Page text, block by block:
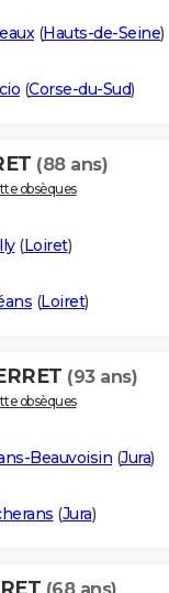
(Hauts-de-Seine)
(Corse-du-Sud)
(88 ans)
obsèques
(Loiret)
(Loiret)
(93 ans)
obsèques
Beauvoisin (Jura)
(Jura)
(68 ans)